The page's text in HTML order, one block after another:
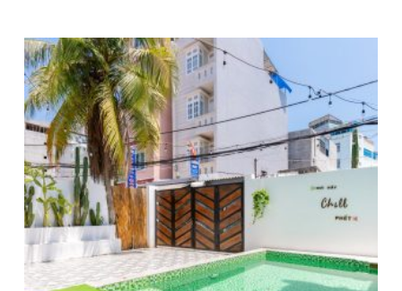
là:
3.000.000 ₫.
tại
là:
2.500.000 ₫.